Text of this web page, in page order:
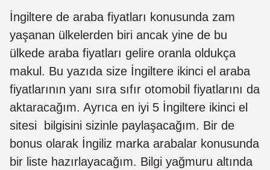
İngiltere de araba fiyatları konusunda zam
yaşanan ülkelerden biri ancak yine de bu
ülkede araba fiyatları gelire oranla oldukça
makul. Bu yazıda size İngiltere ikinci el araba
fiyatlarının yanı sıra sıfır otomobil fiyatlarını da
aktaracağım. Ayrıca en iyi 5 İngiltere ikinci el
sitesi bilgisini sizinle paylaşacağım. Bir de
bonus olarak İngiliz marka arabalar konusunda
bir liste hazırlayacağım. Bilgi yağmuru altında